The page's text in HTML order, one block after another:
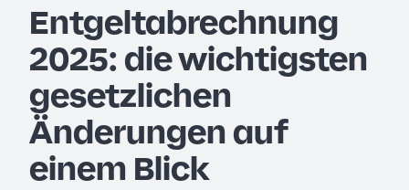
Entgeltabrechnung
2025: die wichtigsten
gesetzlichen
Änderungen auf
einem Blick